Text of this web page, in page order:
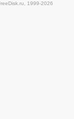
1999-2026